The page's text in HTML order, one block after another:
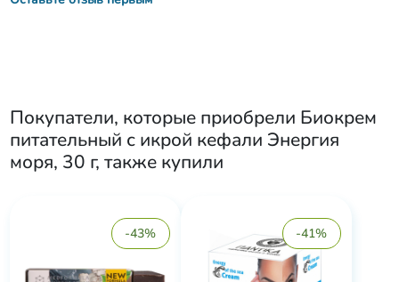
Покупатели, которые приобрели Биокрем
питательный с икрой кефали Энергия
моря, 30 г, также купили
-43% -41%